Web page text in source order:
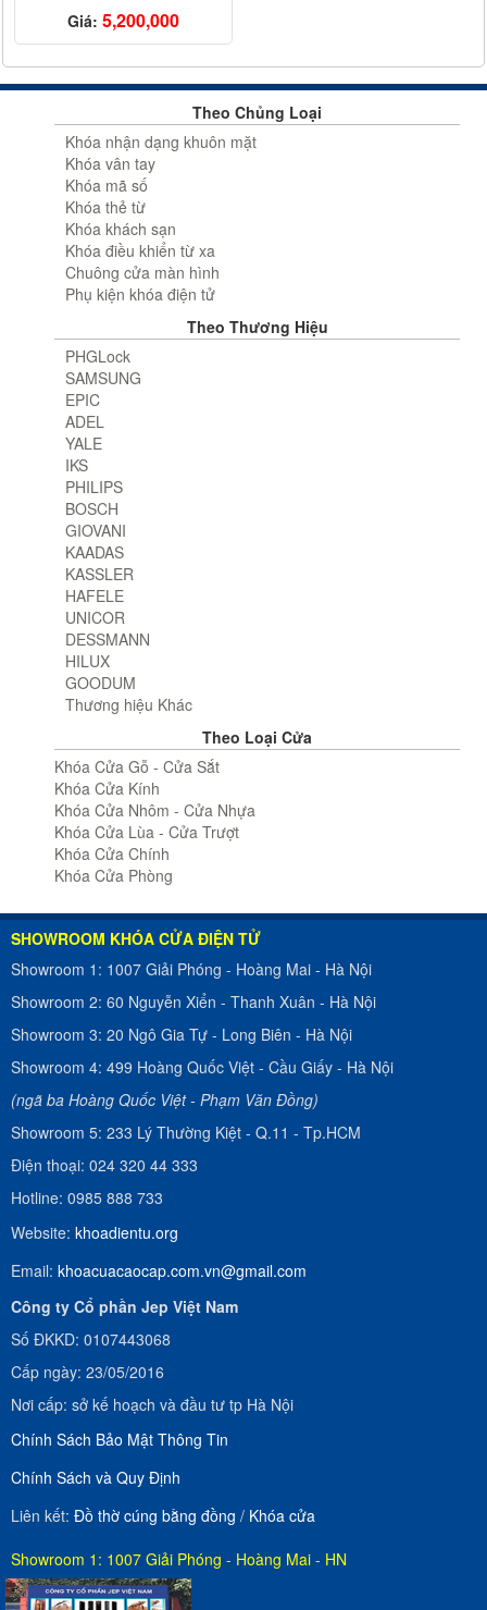
Giá: 5,200,000
Theo Chủng Loại
Khóa nhận dạng khuôn mặt
Khóa vân tay
Khóa mã số
Khóa thẻ từ
Khóa khách sạn
Khóa điều khiển từ xa
Chuông cửa màn hình
Phụ kiện khóa điện tử
Theo Thương Hiệu
PHGLock
SAMSUNG
EPIC
ADEL
YALE
IKS
PHILIPS
BOSCH
GIOVANI
KAADAS
KASSLER
HAFELE
UNICOR
DESSMANN
HILUX
GOODUM
Thương hiệu Khác
Theo Loại Cửa
Khóa Cửa Gỗ - Cửa Sắt
Khóa Cửa Kính
Khóa Cửa Nhôm - Cửa Nhựa
Khóa Cửa Lùa - Cửa Trượt
Khóa Cửa Chính
Khóa Cửa Phòng
SHOWROOM KHÓA CỬA ĐIỆN TỬ
Showroom 1: 1007 Giải Phóng - Hoàng Mai - Hà Nội
Showroom 2: 60 Nguyễn Xiển - Thanh Xuân - Hà Nội
Showroom 3: 20 Ngô Gia Tự - Long Biên - Hà Nội
Showroom 4: 499 Hoàng Quốc Việt - Cầu Giấy - Hà Nội
(ngã ba Hoàng Quốc Việt - Phạm Văn Đồng)
Showroom 5: 233 Lý Thường Kiệt - Q.11 - Tp.HCM
Điện thoại: 024 320 44 333
Hotline: 0985 888 733
Website: khoadientu.org
Email: khoacuacaocap.com.vn@gmail.com
Công ty Cổ phần Jep Việt Nam
Số ĐKKD: 0107443068
Cấp ngày: 23/05/2016
Nơi cấp: sở kế hoạch và đầu tư tp Hà Nội
Chính Sách Bảo Mật Thông Tin
Chính Sách và Quy Định
Liên kết: Đồ thờ cúng bằng đồng / Khóa cửa
Showroom 1: 1007 Giải Phóng - Hoàng Mai - HN